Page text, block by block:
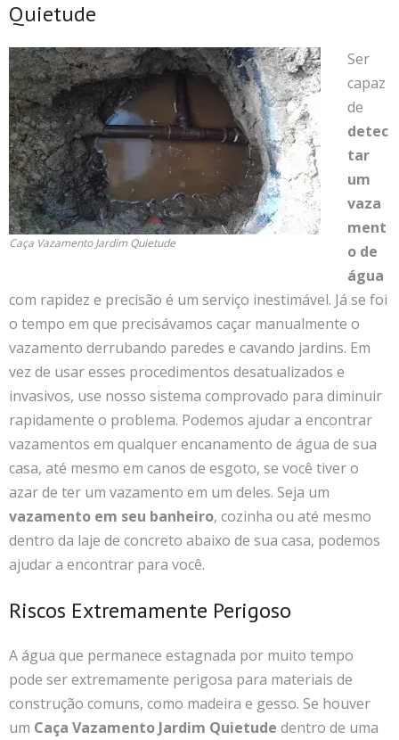
Quietude
Caça Vazamento Jardim Quietude
Ser
capaz
de
detec
tar
um
vaza
ment
o de
água
com rapidez e precisão é um serviço inestimável. Já se foi
o tempo em que precisávamos caçar manualmente o
vazamento derrubando paredes e cavando jardins. Em
vez de usar esses procedimentos desatualizados e
invasivos, use nosso sistema comprovado para diminuir
rapidamente o problema. Podemos ajudar a encontrar
vazamentos em qualquer encanamento de água de sua
casa, até mesmo em canos de esgoto, se você tiver o
azar de ter um vazamento em um deles. Seja um
vazamento em seu banheiro, cozinha ou até mesmo
dentro da laje de concreto abaixo de sua casa, podemos
ajudar a encontrar para você.
Riscos Extremamente Perigoso
A água que permanece estagnada por muito tempo
pode ser extremamente perigosa para materiais de
construção comuns, como madeira e gesso. Se houver
um Caça Vazamento Jardim Quietude dentro de uma